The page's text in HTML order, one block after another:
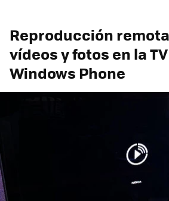
Reproducción
vídeos y fotos en la
Windows Phone